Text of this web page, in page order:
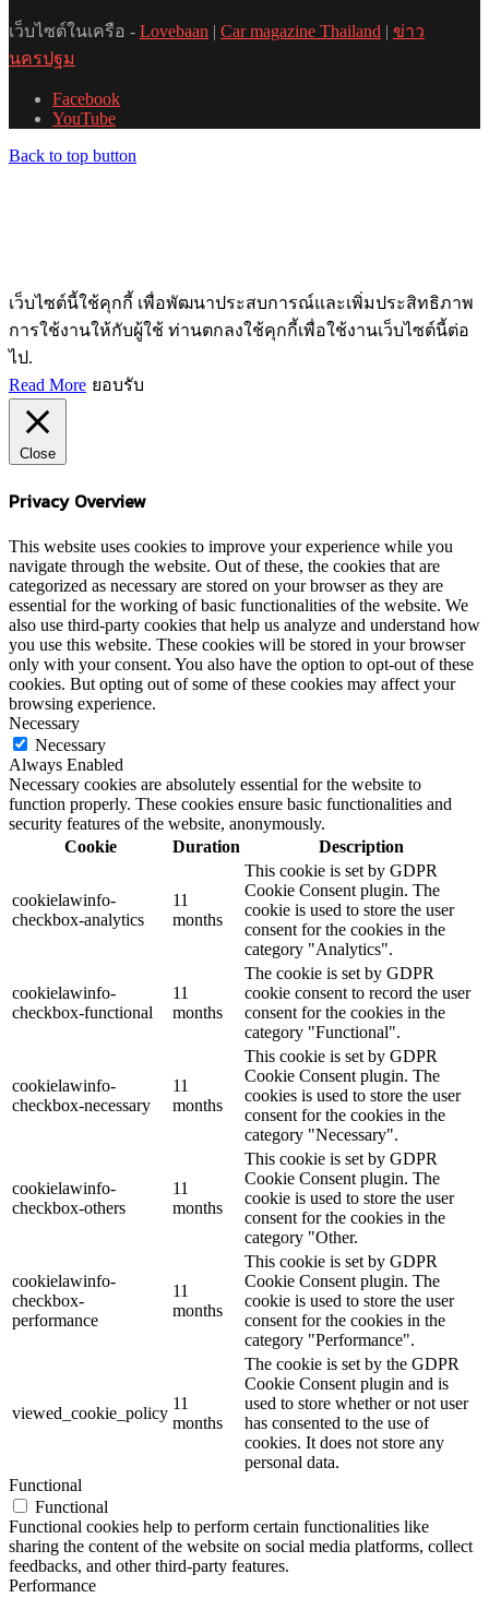
เว็บไซต์ในเครือ - Lovebaan | Car magazine Thailand | ข่าว
นครปฐม
Facebook
YouTube
Back to top button
เว็บไซต์นี้ใช้คุกกี้ เพื่อพัฒนาประสบการณ์และเพิ่มประสิทธิภาพ
การใช้งานให้กับผู้ใช้ ท่านตกลงใช้คุกกี้เพื่อใช้งานเว็บไซต์นี้ต่อ
ไป.
Read More ยอบรับ
Close
Privacy Overview
This website uses cookies to improve your experience while you
navigate through the website. Out of these, the cookies that are
categorized as necessary are stored on your browser as they are
essential for the working of basic functionalities of the website. We
also use third-party cookies that help us analyze and understand how
you use this website. These cookies will be stored in your browser
only with your consent. You also have the option to opt-out of these
cookies. But opting out of some of these cookies may affect your
browsing experience.
Necessary
Necessary
Always Enabled
Necessary cookies are absolutely essential for the website to
function properly. These cookies ensure basic functionalities and
security features of the website, anonymously.
Cookie
Duration Description
cookielawinfo-
checkbox-analytics
11
months
This cookie is set by GDPR
Cookie Consent plugin. The
cookie is used to store the user
consent for the cookies in the
category "Analytics".
cookielawinfo-
checkbox-functional
11
months
The cookie is set by GDPR
cookie consent to record the user
consent for the cookies in the
category "Functional".
cookielawinfo-
checkbox-necessary
11
months
This cookie is set by GDPR
Cookie Consent plugin. The
cookies is used to store the user
consent for the cookies in the
category "Necessary".
cookielawinfo-
checkbox-others
11
months
This cookie is set by GDPR
Cookie Consent plugin. The
cookie is used to store the user
consent for the cookies in the
category "Other.
cookielawinfo-
checkbox-
performance
11
months
This cookie is set by GDPR
Cookie Consent plugin. The
cookie is used to store the user
consent for the cookies in the
category "Performance".
viewed_cookie_policy
11
months
The cookie is set by the GDPR
Cookie Consent plugin and is
used to store whether or not user
has consented to the use of
cookies. It does not store any
personal data.
Functional
Functional
Functional cookies help to perform certain functionalities like
sharing the content of the website on social media platforms, collect
feedbacks, and other third-party features.
Performance